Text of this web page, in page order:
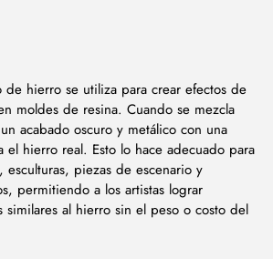
de hierro se utiliza para crear efectos de
moldes de resina. Cuando se mezcla
acabado oscuro y metálico con una
el hierro real. Esto lo hace adecuado para
esculturas, piezas de escenario y
permitiendo a los artistas lograr
similares al hierro sin el peso o costo del